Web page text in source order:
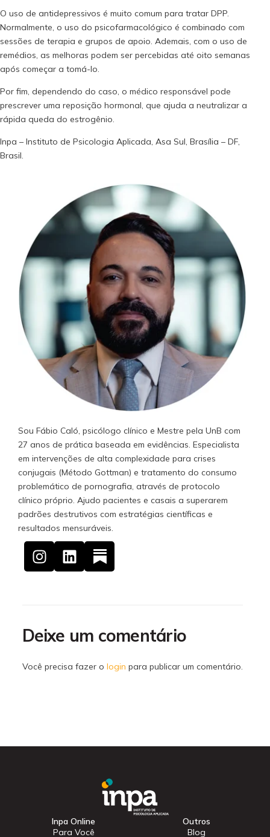
O uso de antidepressivos é muito comum para tratar DPP.
Normalmente, o uso do psicofarmacológico é combinado com
sessões de terapia e grupos de apoio. Ademais, com o uso de
remédios, as melhoras podem ser percebidas até oito semanas
após começar a tomá-lo.
Por fim, dependendo do caso, o médico responsável pode
prescrever uma reposição hormonal, que ajuda a neutralizar a
rápida queda do estrogênio.
Inpa – Instituto de Psicologia Aplicada, Asa Sul, Brasília – DF,
Brasil.
Sou Fábio Caló, psicólogo clínico e Mestre pela UnB com
27 anos de prática baseada em evidências. Especialista
em intervenções de alta complexidade para crises
conjugais (Método Gottman) e tratamento do consumo
problemático de pornografia, através de protocolo
clínico próprio. Ajudo pacientes e casais a superarem
padrões destrutivos com estratégias científicas e
resultados mensuráveis.
Deixe um comentário
Você precisa fazer o login para publicar um comentário.
Inpa Online
Para Você
Outros
Blog